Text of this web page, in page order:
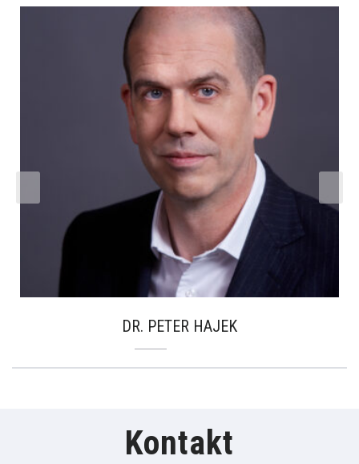
DR. PETER HAJEK
DR. PETER HAJEK
Tel: +43 (1) 5132200-30
ph@peterhajek.com
Geschäftsführer und Eigentümer. Promovierter
Politikwissenschafter und akademisch geprüfter
Markt- und Meinungsforscher beschäftigt sich seit 25
Jahren mit empirischer Sozialforschung.
Lehraufträge an Universitäten, Fachhochschulen.
Kontakt